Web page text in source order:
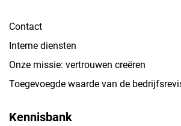
Contact
Interne diensten
Onze missie: vertrouwen creëren
Toegevoegde waarde van de
Kennisbank